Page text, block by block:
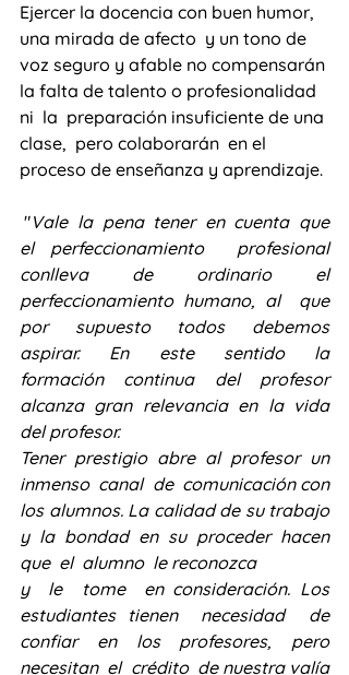
Ejercer la docencia con buen humor,
una mirada de afecto  y un tono de
voz seguro y afable no compensarán
la falta de talento o profesionalidad
ni  la  preparación insuficiente de una
clase,  pero colaborarán  en el
proceso de enseñanza y aprendizaje.
"Vale  la  pena  tener  en  cuenta  que
el perfeccionamiento  profesional
conlleva  de  ordinario  el
perfeccionamiento humano, al  que
por  supuesto  todos  debemos
aspirar.  En  este  sentido  la
formación  continua  del  profesor
alcanza  gran  relevancia  en  la  vida
del profesor.
Tener  prestigio  abre  al  profesor  un
inmenso  canal  de  comunicación con
los alumnos. La calidad de su trabajo
y la bondad en su proceder hacen
que  el  alumno  le reconozca
y  le  tome  en consideración. Los
estudiantes tienen  necesidad  de
confiar  en  los  profesores,  pero
necesitan  el  crédito  de nuestra valía